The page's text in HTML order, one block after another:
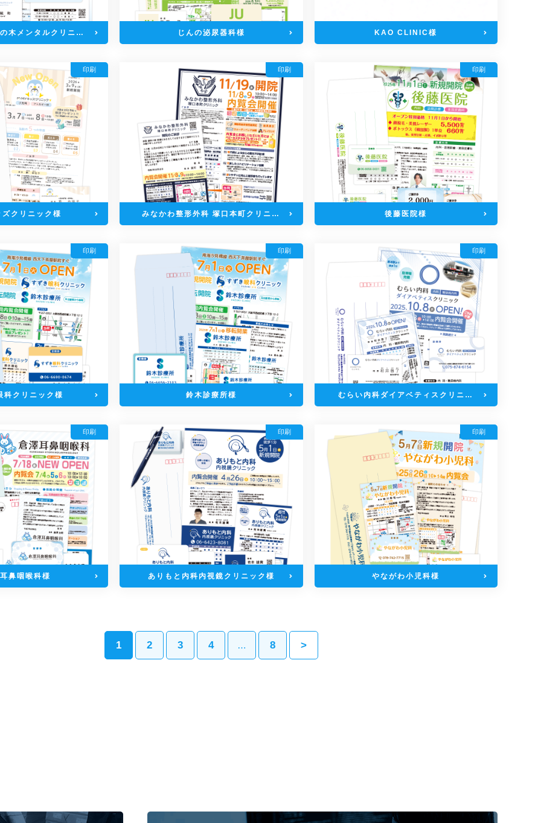
木メンタルクリニッ
じんの泌尿器科様 KAO CLINIC様
印刷
クリニック様
印刷
みなかわ整形外科 塚口本町クリニッ
印刷
後藤医院様
印刷
科クリニック様
印刷
鈴木診療所様
印刷
むらい内科ダイアベティスクリニッ
印刷
鼻咽喉科様
印刷
ありもと内科内視鏡クリニック様
印刷
やながわ小児科様
1 2 3 4 … 8 >